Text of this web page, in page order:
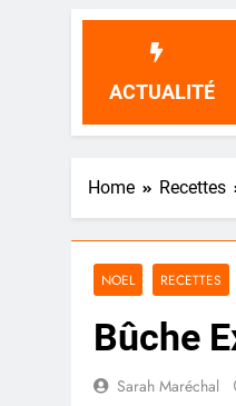
ACTUALITÉ
poêle vous correspond
Home Recettes
NOEL RECETTES
Bûche
Sarah Maréchal